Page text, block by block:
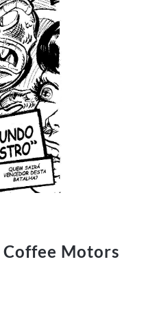
Coffee Motors